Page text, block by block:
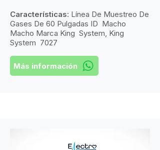
Características: Línea De Muestreo De
Gases De 60 Pulgadas ID Macho
Macho Marca King System, King
System 7027
Más información